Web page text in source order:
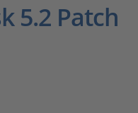
5.2 Patch